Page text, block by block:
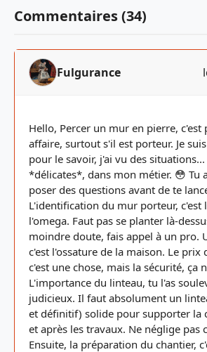
Commentaires (34)
Fulgurance
Hello, Percer un mur en pierre, c'est
affaire, surtout s'il est porteur. Je
pour le savoir, j'ai vu des
*délicates*, dans mon métier. 😳 Tu
poser des questions avant de te
L'identification du mur porteur, c'est
l'omega. Faut pas se planter là-
moindre doute, fais appel à un pro.
c'est l'ossature de la maison. Le prix
c'est une chose, mais la sécurité, ça
L'importance du linteau, tu l'as
judicieux. Il faut absolument un
et définitif) solide pour supporter la
et après les travaux. Ne néglige pas
Ensuite, la préparation du chantier,